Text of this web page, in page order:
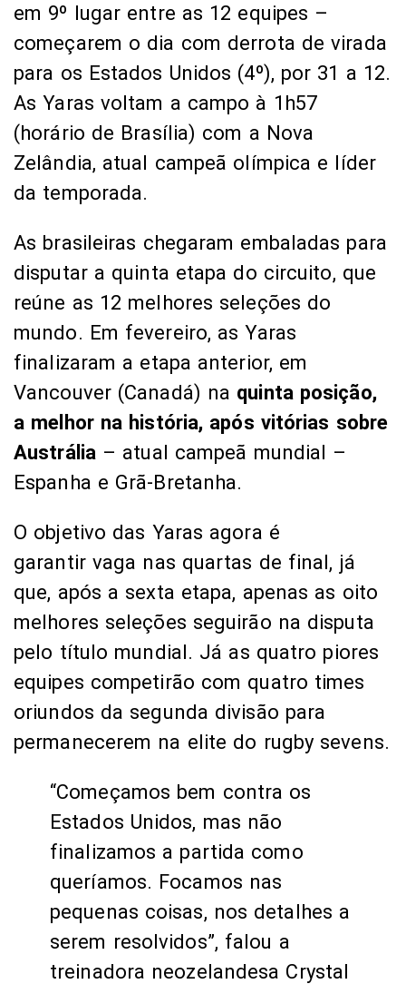
em 9º lugar entre as 12 equipes –
começarem o dia com derrota de virada
para os Estados Unidos (4º), por 31 a 12.
As Yaras voltam a campo à 1h57
(horário de Brasília) com a Nova
Zelândia, atual campeã olímpica e líder
da temporada.
As brasileiras chegaram embaladas para
disputar a quinta etapa do circuito, que
reúne as 12 melhores seleções do
mundo. Em fevereiro, as Yaras
finalizaram a etapa anterior, em
Vancouver (Canadá) na quinta posição,
a melhor na história, após vitórias sobre
Austrália – atual campeã mundial –
Espanha e Grã-Bretanha.
O objetivo das Yaras agora é
garantir vaga nas quartas de final, já
que, após a sexta etapa, apenas as oito
melhores seleções seguirão na disputa
pelo título mundial. Já as quatro piores
equipes competirão com quatro times
oriundos da segunda divisão para
permanecerem na elite do rugby sevens.
“Começamos bem contra os
Estados Unidos, mas não
finalizamos a partida como
queríamos. Focamos nas
pequenas coisas, nos detalhes a
serem resolvidos”, falou a
treinadora neozelandesa Crystal